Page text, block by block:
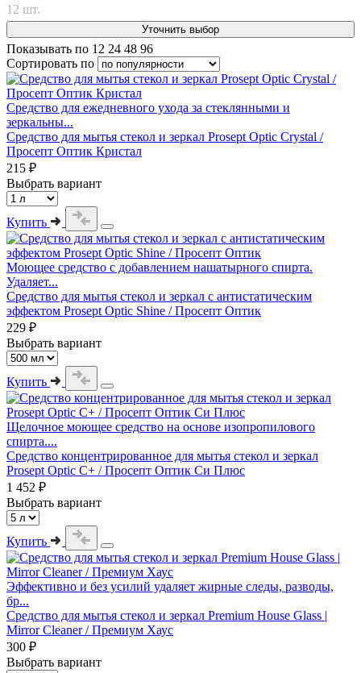
12 шт.
Уточнить выбор
Показывать по 12 24 48 96
Сортировать по
Средство для ежедневного ухода за стеклянными и
зеркальны...
Средство для мытья стекол и зеркал Prosept Optic Crystal /
Просепт Оптик Кристал
215 ₽
Выбрать вариант
Купить
Моющее средство с добавлением нашатырного спирта.
Удаляет...
Средство для мытья стекол и зеркал с антистатическим
эффектом Prosept Optic Shine / Просепт Оптик
229 ₽
Выбрать вариант
Купить
Щелочное моющее средство на основе изопропилового
спирта....
Средство концентрированное для мытья стекол и зеркал
Prosept Optic C+ / Просепт Оптик Си Плюс
1 452 ₽
Выбрать вариант
Купить
Эффективно и без усилий удаляет жирные следы, разводы,
бр...
Средство для мытья стекол и зеркал Premium House Glass |
Mirror Cleaner / Премиум Хаус
300 ₽
Выбрать вариант